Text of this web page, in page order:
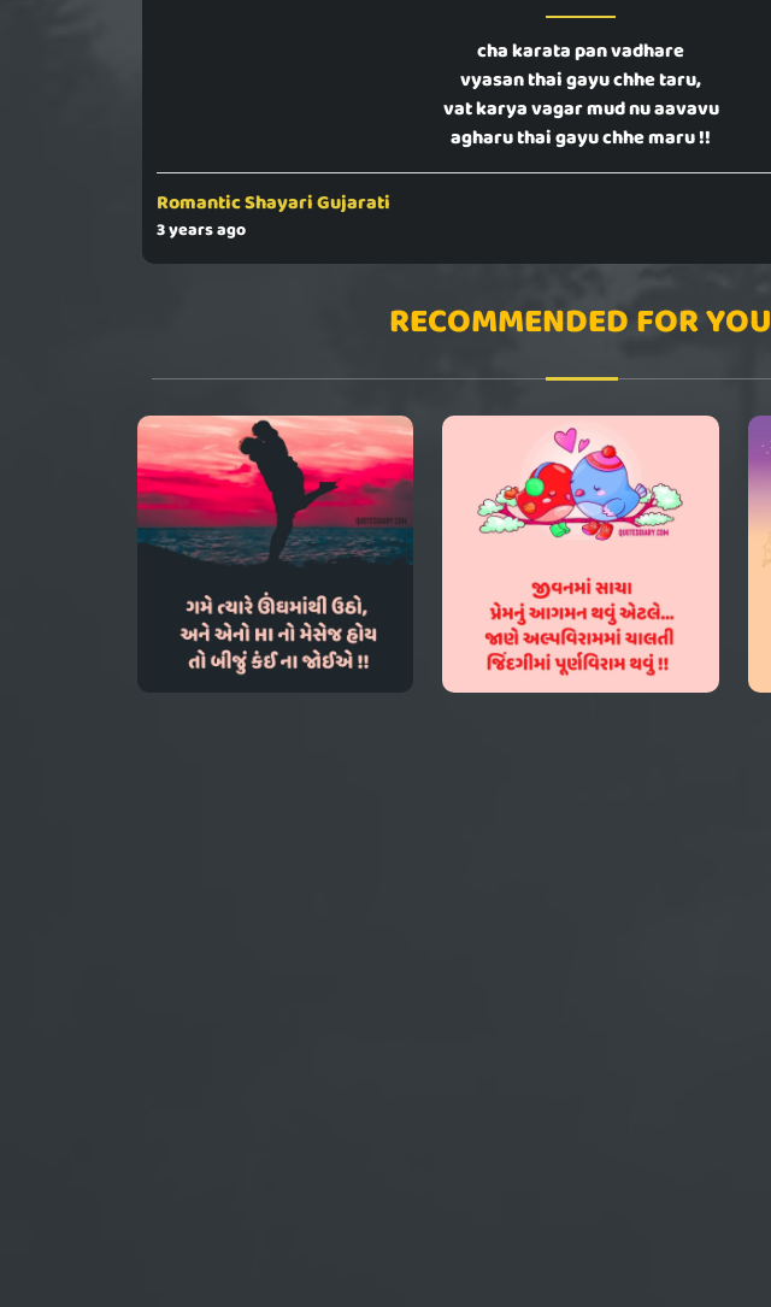
cha karata pan vadhare
vyasan thai gayu chhe taru,
vat karya vagar mud nu aavavu
agharu thai gayu chhe maru !!
Romantic Shayari Gujarati
3 years ago
RECOMMENDED FOR YOU